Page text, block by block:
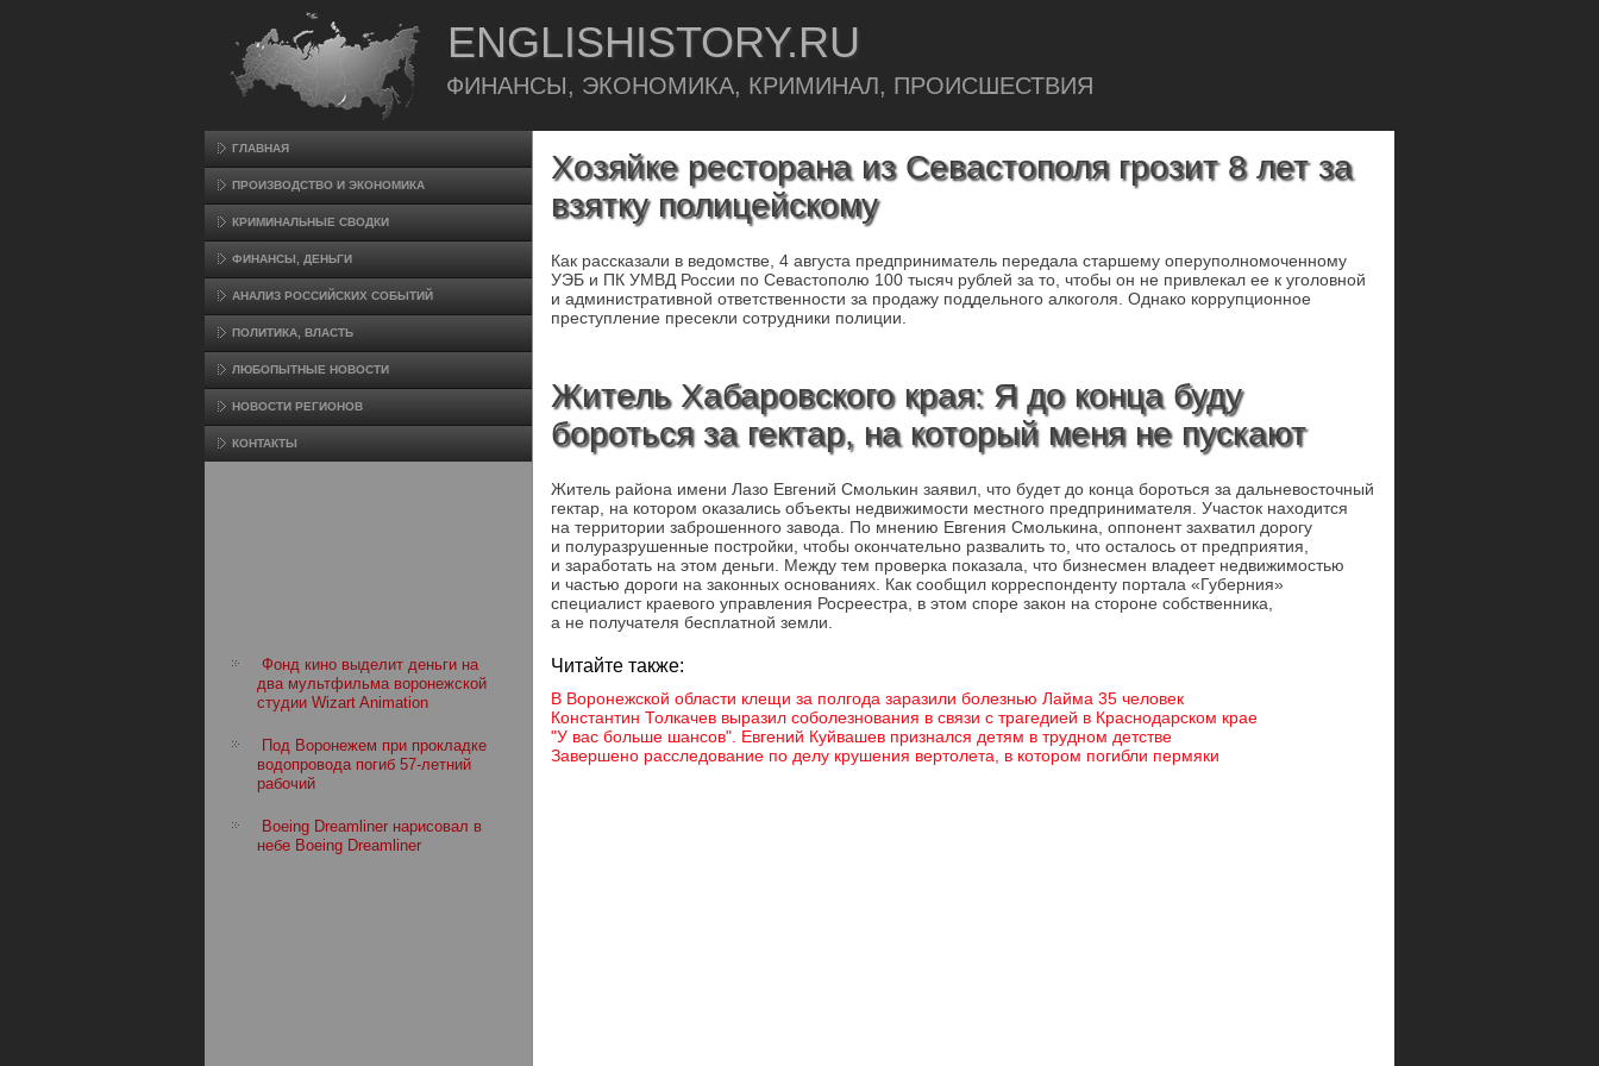
ENGLISHISTORY.RU
ФИНАНСЫ, ЭКОНОМИКА, КРИМИНАЛ, ПРОИСШЕСТВИЯ
ГЛАВНАЯ
ПРОИЗВΟДСТВО И ЭКОНОМИКА
КРИМИНАЛЬНЫЕ СВОДКИ
ФИНАНСЫ, ДЕНЬГИ
АНАЛИЗ РОССИЙСКИХ СОБЫТИЙ
ПОЛИТИКА, ВЛАСТЬ
ЛЮБОПЫТНЫЕ НОВОСТИ
НОВОСТИ РЕГИОНОВ
КОНТАКТЫ
Фонд кино выделит деньги на
два мультфильма воронежской
студии Wizart Animation
Под Воронежем при прокладке
водопровода погиб 57-летний
рабочий
Boeing Dreamliner нарисовал в
небе Boeing Dreamliner
Хозяйке ресторана из Севастополя грозит 8 лет за
взятку полицейскому
Как рассказали в ведомстве, 4 августа предприниматель передала старшему оперуполномоченному
УЭБ и ПК УМВД России по Севастополю 100 тысяч рублей за то, чтобы он не привлекал ее к уголовной
и административной ответственности за продажу поддельного алкоголя. Однако коррупционное
преступление пресекли сотрудники полиции.
Житель Хабаровского края: Я до конца буду
бороться за гектар, на который меня не пускают
Житель района имени Лазо Евгений Смолькин заявил, что будет до конца бороться за дальневосточный
гектар, на котором оказались объекты недвижимости местного предпринимателя. Участок находится
на территории заброшенного завода. По мнению Евгения Смолькина, оппонент захватил дорогу
и полуразрушенные постройки, чтобы окончательно развалить то, что осталось от предприятия,
и заработать на этом деньги. Между тем проверка показала, что бизнесмен владеет недвижимостью
и частью дороги на законных основаниях. Как сообщил корреспонденту портала «Губерния»
специалист краевого управления Росреестра, в этом споре закон на стороне собственника,
а не получателя бесплатной земли.
Читайте также:
В Воронежской области клещи за полгода заразили болезнью Лайма 35 человек
Константин Толкачев выразил соболезнования в связи с трагедией в Краснодарском крае
"У вас больше шансов". Евгений Куйвашев признался детям в трудном детстве
Завершено расследование по делу крушения вертолета, в котором погибли пермяки